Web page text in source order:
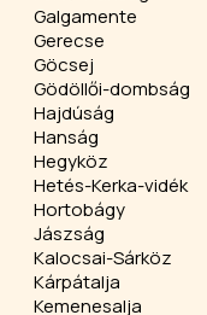
Galgamente
Gerecse
Göcsej
Gödöllői-dombság
Hajdúság
Hanság
Hegyköz
Hetés-Kerka-vidék
Hortobágy
Jászság
Kalocsai-Sárköz
Kárpátalja
Kemenesalja